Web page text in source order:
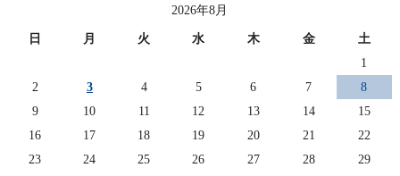
2026年8月
日 月 火 水 木 金 土
1
2
3 4 5 6 7
8
9
10 11 12 13 14
15
16
17 18 19 20 21
22
23
24 25 26 27 28
29